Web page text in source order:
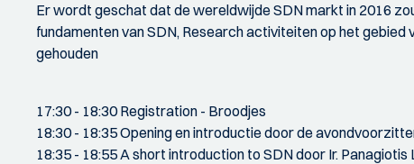
Er wordt geschat dat de wereldwijde SDN markt in 2016
fundamenten van SDN, Research activiteiten op het gebied
gehouden
17:30 - 18:30 Registration - Broodjes
18:30 - 18:35 Opening en introductie door de
18:35 - 18:55 A short introduction to SDN door Ir.